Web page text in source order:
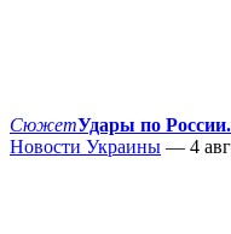
СюжетУдары по
Новости Украины — 4